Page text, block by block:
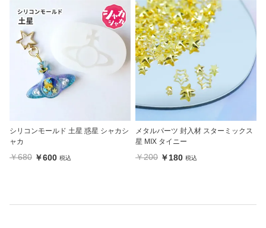
シリコンモールド 土星 惑星 シャカシ
ャカ
￥680 ￥600 税込
メタルパーツ 封入材 スターミックス
星 MIX タイニー
￥200 ￥180 税込